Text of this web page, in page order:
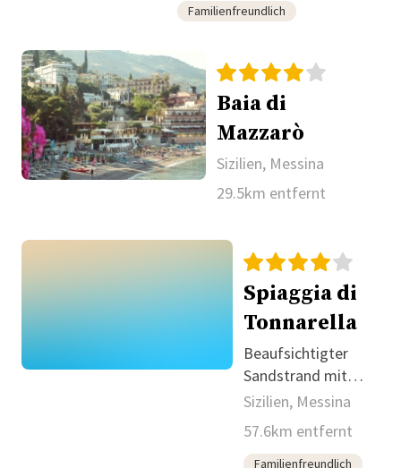
Familienfreundlich
Baia di
Mazzarò
Sizilien, Messina
29.5km entfernt
Spiaggia di
Tonnarella
Beaufsichtigter
Sandstrand mit
freiem Parkplatz
nahe Mazara del
Vallo
Sizilien, Messina
57.6km entfernt
Familienfreundlich